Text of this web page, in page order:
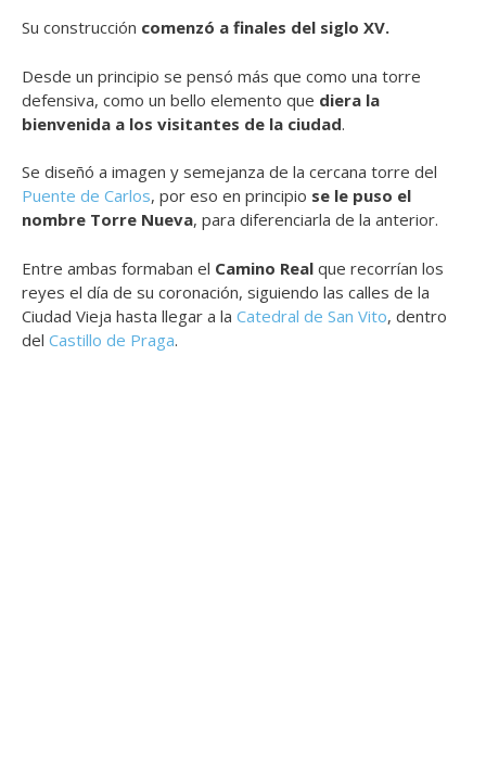
Su construcción comenzó a finales del siglo XV.
Desde un principio se pensó más que como una torre
defensiva, como un bello elemento que diera la
bienvenida a los visitantes de la ciudad.
Se diseñó a imagen y semejanza de la cercana torre del
Puente de Carlos, por eso en principio se le puso el
nombre Torre Nueva, para diferenciarla de la anterior.
Entre ambas formaban el Camino Real que recorrían los
reyes el día de su coronación, siguiendo las calles de la
Ciudad Vieja hasta llegar a la Catedral de San Vito, dentro
del Castillo de Praga.